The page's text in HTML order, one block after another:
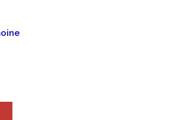
se prépare ! Notre boutique est en